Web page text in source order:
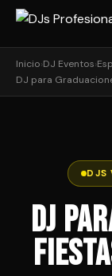
Inicio›DJ Eventos›
DJ para
DJS
DJ